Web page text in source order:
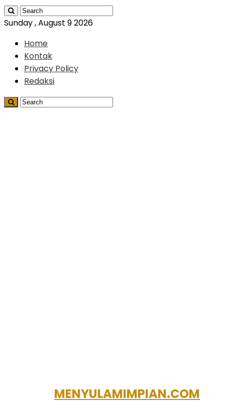
Sunday , August 9 2026
Home
Kontak
Privacy Policy
Redaksi
MENYULAMIMPIAN.COM